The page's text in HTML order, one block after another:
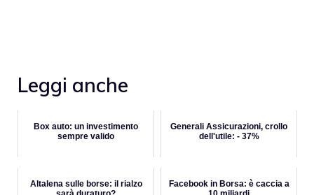
Leggi anche
Box auto: un investimento
sempre valido
Generali Assicurazioni, crollo
dell'utile: - 37%
Altalena sulle borse: il rialzo
Facebook in Borsa: è caccia a